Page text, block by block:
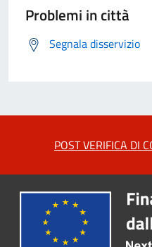
Problemi in città
Segnala disservizio
POST VERIFICA DI